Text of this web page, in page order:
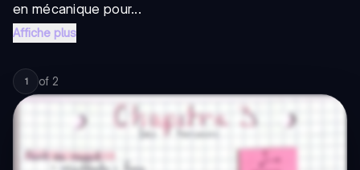
en mécanique pour...
Affiche plus
1 of 2